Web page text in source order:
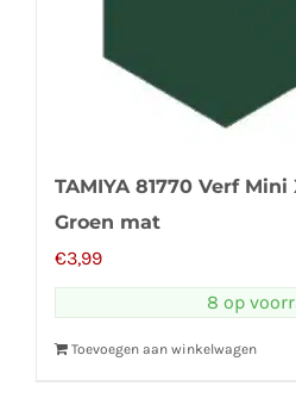
TAMIYA 81770 Verf
Groen mat
€3,99
8 op
Toevoegen aan winkelwagen